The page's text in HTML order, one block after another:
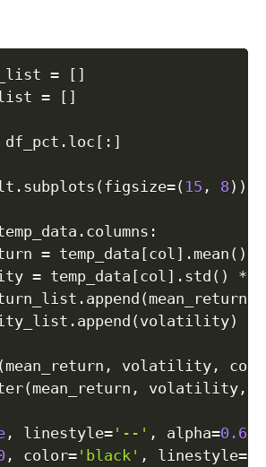
= [ ]
= [ ]
df_pct . loc [ : ]
. subplots (figsize=( 15 , 8) )
. columns :
= temp_data [col ] . mean ( )
= temp_data [col ] . std ( ) *
. append (mean_return
. append (volatility)
(mean_return , volatility , col
(mean_return , volatility ,
, linestyle= '--' , alpha=0.6
, color= 'black' , linestyle=